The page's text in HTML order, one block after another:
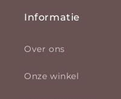
Informatie
Over ons
Onze winkel